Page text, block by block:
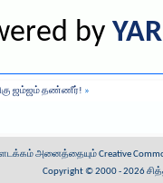
by
ஜம்ஜம் தண்ணீர்! »
அனைத்தையும்Creative
Copyright © 2000 - 2026